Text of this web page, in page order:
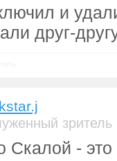
и
друг-
зритель
Скалой -